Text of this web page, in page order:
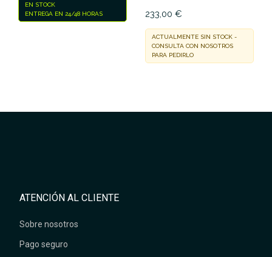
EN STOCK
ENTREGA EN 24/48 HORAS
233,00 €
ACTUALMENTE SIN STOCK -
CONSULTA CON NOSOTROS
PARA PEDIRLO
ATENCIÓN AL CLIENTE
Sobre nosotros
Pago seguro